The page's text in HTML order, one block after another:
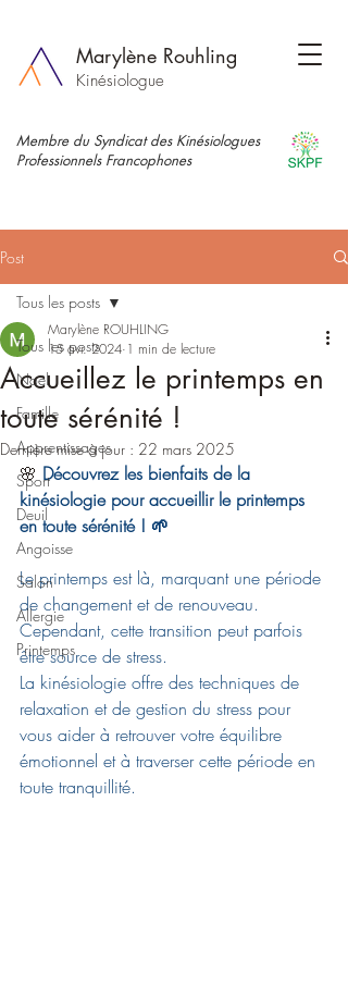
Marylène Rouhling
Kinésiologue
Membre du Syndicat des Kinésiologues
Professionnels Francophones
Post
Tous les posts
Noël
Famille
Apprentissages
Sport
Deuil
Angoisse
Salon
Allergie
Printemps
Tous les posts
Accueillez le printemps en
toute sérénité !
Marylène ROUHLING
15 avr. 2024 1 min de lecture
Dernière mise à jour : 22 mars 2025
🌸 Découvrez les bienfaits de la
kinésiologie pour accueillir le printemps
en toute sérénité ! 🌱
Le printemps est là, marquant une période
de changement et de renouveau.
Cependant, cette transition peut parfois
être source de stress.
La kinésiologie offre des techniques de
relaxation et de gestion du stress pour
vous aider à retrouver votre équilibre
émotionnel et à traverser cette période en
toute tranquillité.